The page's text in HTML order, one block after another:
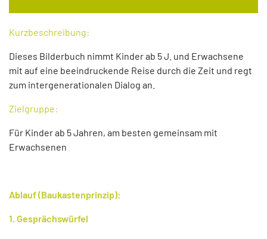
Kurzbeschreibung:
Dieses Bilderbuch nimmt Kinder ab 5 J. und Erwachsene
mit auf eine beeindruckende Reise durch die Zeit und regt
zum intergenerationalen Dialog an.
Zielgruppe:
Für Kinder ab 5 Jahren, am besten gemeinsam mit
Erwachsenen
Ablauf (Baukastenprinzip):
1. Gesprächswürfel